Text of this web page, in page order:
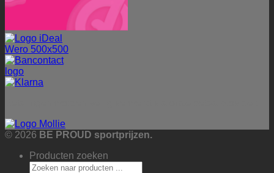
© 2026 BE PROUD sportprijzen.
Producten zoeken